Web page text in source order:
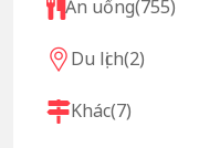
Ăn uống(755)
Du lịch(2)
Khác(7)